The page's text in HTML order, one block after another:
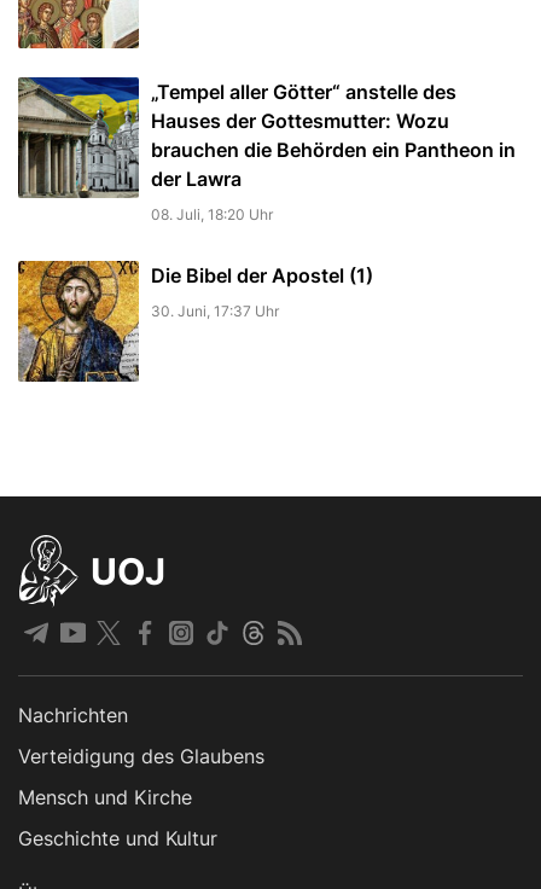
„Tempel aller Götter“ anstelle des
Hauses der Gottesmutter: Wozu
brauchen die Behörden ein Pantheon in
der Lawra
08. Juli, 18:20 Uhr
Die Bibel der Apostel (1)
30. Juni, 17:37 Uhr
UOJ
Nachrichten
Verteidigung des Glaubens
Mensch und Kirche
Geschichte und Kultur